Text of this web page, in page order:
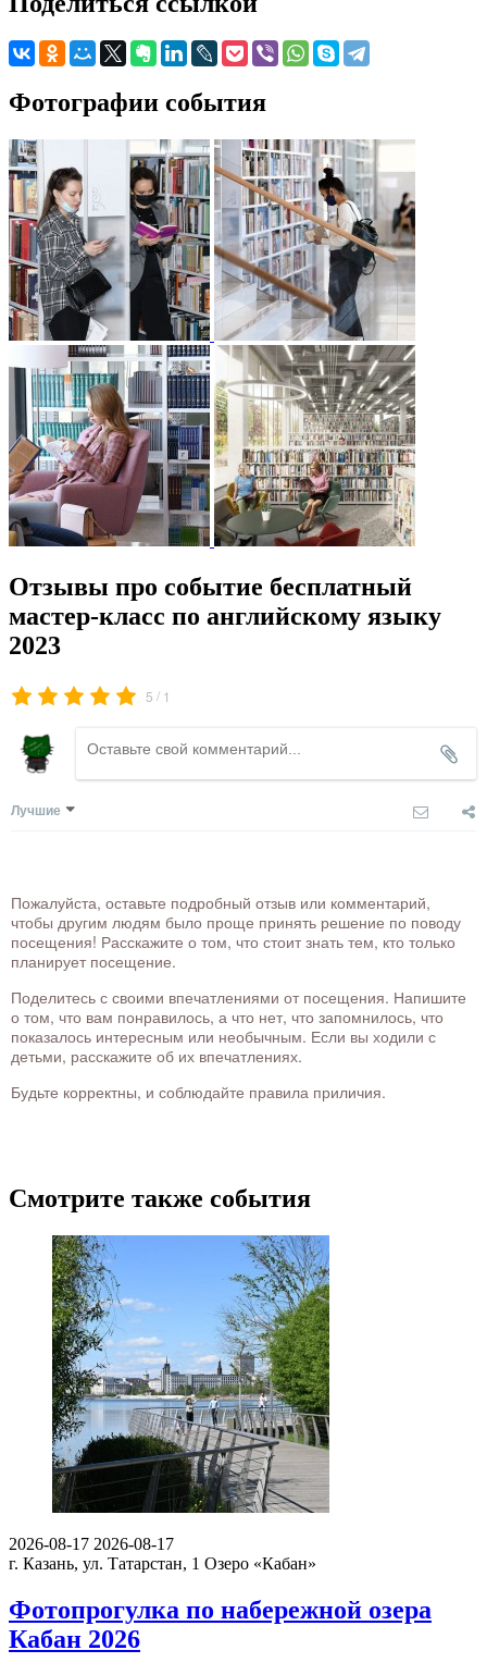
Фотографии события
Отзывы про событие бесплатный
мастер-класс по английскому языку
2023
5 / 1
Лучшие
Пожалуйста, оставьте подробный отзыв или комментарий,
чтобы другим людям было проще принять решение по поводу
посещения! Расскажите о том, что стоит знать тем, кто только
планирует посещение.
Поделитесь с своими впечатлениями от посещения. Напишите
о том, что вам понравилось, а что нет, что запомнилось, что
показалось интересным или необычным. Если вы ходили с
детьми, расскажите об их впечатлениях.
Будьте корректны, и соблюдайте правила приличия.
Смотрите также события
2026-08-17 2026-08-17
г. Казань, ул. Татарстан, 1 Озеро «Кабан»
Фотопрогулка по набережной озера
Кабан 2026